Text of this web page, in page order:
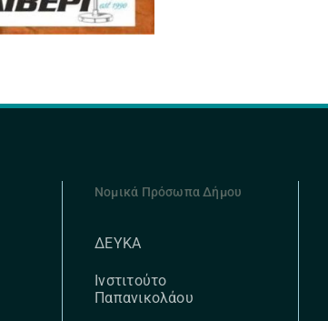
Νομικά Πρόσωπα Δήμου
ΔΕΥΚΑ
Ινστιτούτο
Παπανικολάου